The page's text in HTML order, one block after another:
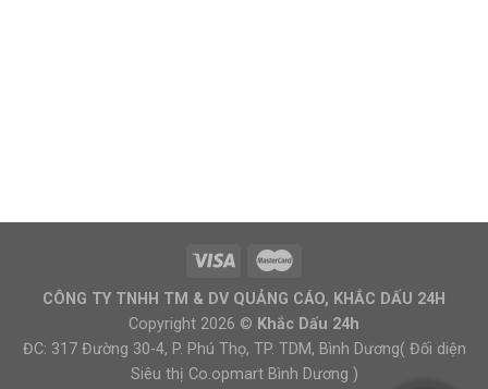
CÔNG TY TNHH TM & DV QUẢNG CÁO, KHẮC DẤU 24H
Copyright 2026 © Khắc Dấu 24h
ĐC: 317 Đường 30-4, P. Phú Thọ, TP. TDM, Bình Dương( Đối diện
Siêu thị Co.opmart Bình Dương )